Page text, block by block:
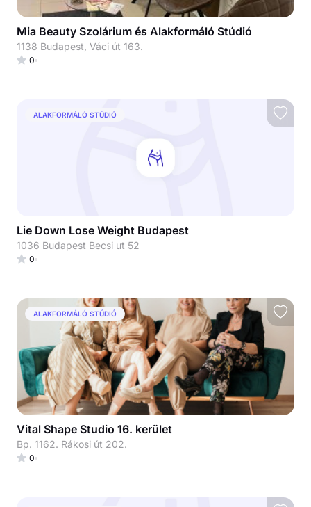
Mia Beauty Szolárium és Alakformáló Stúdió
1138 Budapest, Váci út 163.
0
ALAKFORMÁLÓ STÚDIÓ
Lie Down Lose Weight Budapest
1036 Budapest Becsi ut 52
0
ALAKFORMÁLÓ STÚDIÓ
Vital Shape Studio 16. kerület
Bp. 1162. Rákosi út 202.
0